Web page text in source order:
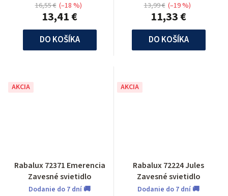
13,41 €
16,55 € (–18 %)
DO KOŠÍKA
11,33 €
13,99 € (–19 %)
DO KOŠÍKA
AKCIA
Rabalux 72371 Emerencia
Zavesné svietidlo
Dodanie do 7 dní 🚚
AKCIA
Rabalux 72224 Jules
Zavesné svietidlo
Dodanie do 7 dní 🚚